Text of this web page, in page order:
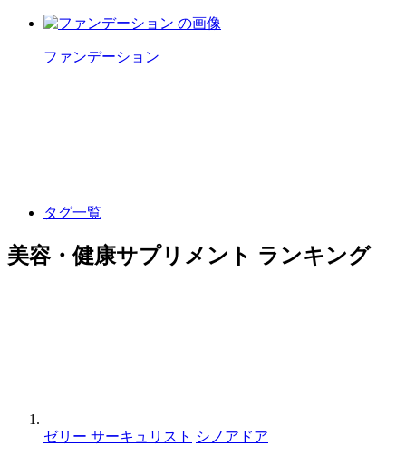
ファンデーション
タグ一覧
美容・健康サプリメント ランキング
ゼリー サーキュリスト シノアドア